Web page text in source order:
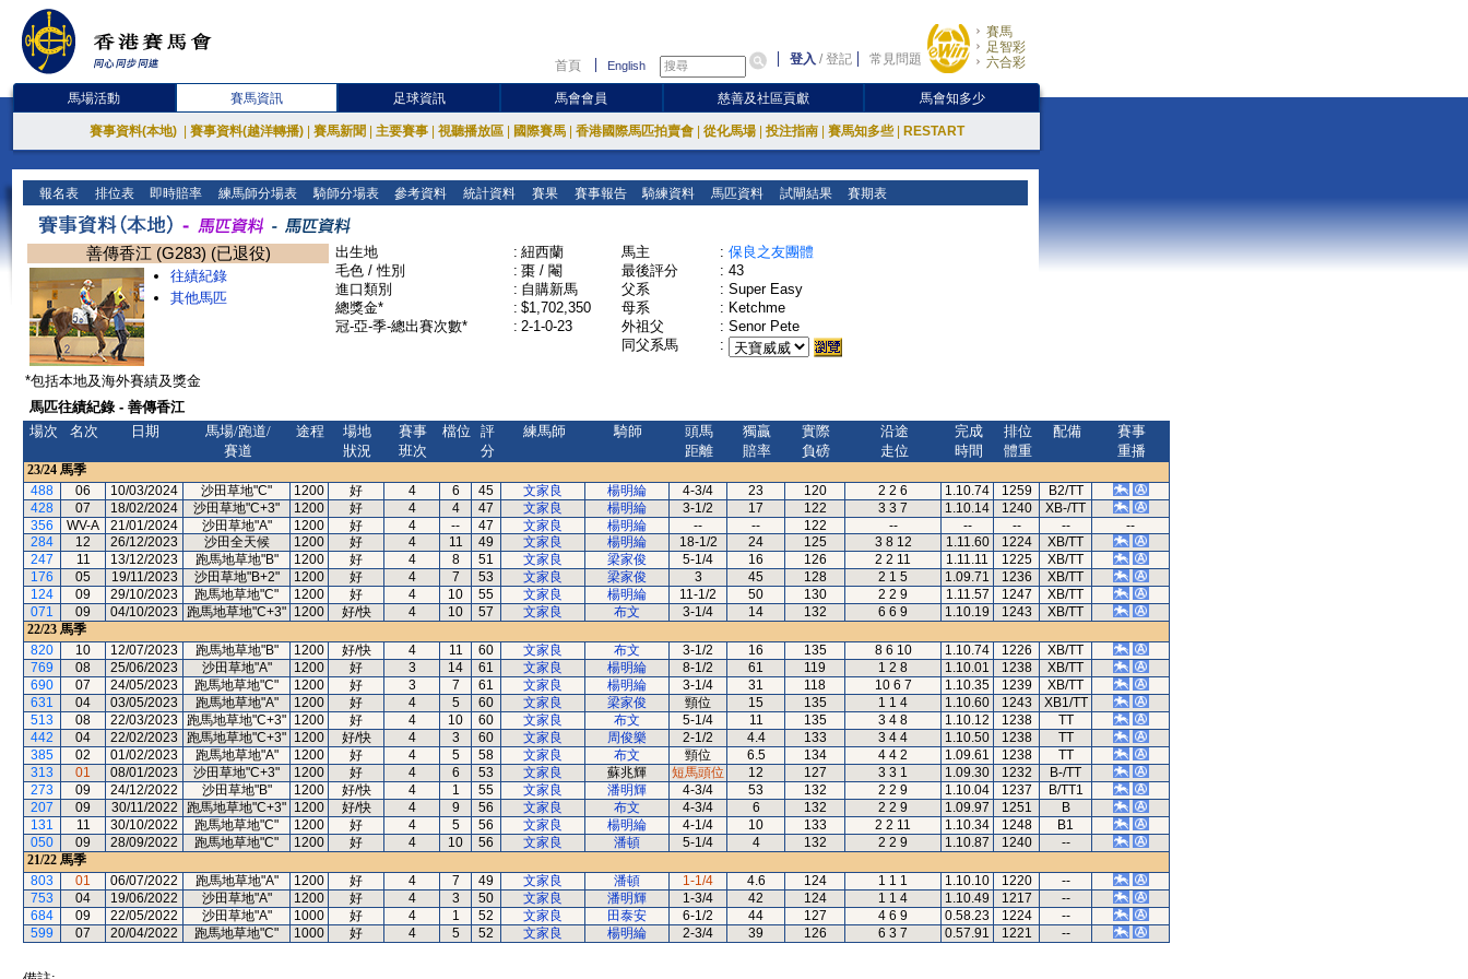
首頁 English 登入 /登記 常見問題
賽馬
足智彩
六合彩
馬場活動 賽馬資訊 足球資訊 馬會會員 慈善及社區貢獻 馬會知多少
賽事資料(本地) 賽事資料(越洋轉播) 賽馬新聞 主要賽事 視聽播放區 國際賽馬 香港國際馬匹拍賣會 從化馬場 投注指南 賽馬知多些 RESTART
報名表 排位表 即時賠率 練馬師分場表 騎師分場表 參考資料 統計資料 賽果 賽事報告 騎練資料 馬匹資料 試閘結果 賽期表
善傳香江 (G283) (已退役)
往績紀錄
其他馬匹
出生地 : 紐西蘭
毛色 / 性別
: 棗 / 閹
進口類別
: 自購新馬
總獎金*
: $1,702,350
冠-亞-季-總出賽次數*
: 2-1-0-23
馬主 : 保良之友團體
最後評分
: 43
父系
: Super Easy
母系
: Ketchme
外祖父
: Senor Pete
同父系馬
:
*包括本地及海外賽績及獎金
馬匹往績紀錄 - 善傳香江
場次
名次 日期
馬場/跑道/
賽道
途程
場地
狀況
賽事
班次
檔位
評
分
練馬師 騎師
頭馬
距離
獨贏
賠率
實際
負磅
沿途
走位
完成
時間
排位
體重
配備
賽事
重播
23/24 馬季
488
06 10/03/2024 沙田草地"C" 1200 好 4 6 45 文家良 楊明綸 4-3/4 23 120 2 2 6 1.10.74 1259
B2/TT
428
07 18/02/2024 沙田草地"C+3" 1200 好 4 4 47 文家良 楊明綸 3-1/2 17 122 3 3 7 1.10.14 1240
XB-/TT
356
WV-A 21/01/2024 沙田草地"A" 1200 好 4 -- 47 文家良 楊明綸 -- -- 122 -- -- -- --
--
284
12 26/12/2023 沙田全天候 1200 好 4 11 49 文家良 楊明綸 18-1/2 24 125 3 8 12 1.11.60 1224
XB/TT
247
11 13/12/2023 跑馬地草地"B" 1200 好 4 8 51 文家良 梁家俊 5-1/4 16 126 2 2 11 1.11.11 1225
XB/TT
176
05 19/11/2023 沙田草地"B+2" 1200 好 4 7 53 文家良 梁家俊 3 45 128 2 1 5 1.09.71 1236
XB/TT
124
09 29/10/2023 跑馬地草地"C" 1200 好 4 10 55 文家良 楊明綸 11-1/2 50 130 2 2 9 1.11.57 1247
XB/TT
071
09 04/10/2023 跑馬地草地"C+3" 1200 好/快 4 10 57 文家良 布文 3-1/4 14 132 6 6 9 1.10.19 1243
XB/TT
22/23 馬季
820
10 12/07/2023 跑馬地草地"B" 1200 好/快 4 11 60 文家良 布文 3-1/2 16 135 8 6 10 1.10.74 1226
XB/TT
769
08 25/06/2023 沙田草地"A" 1200 好 3 14 61 文家良 楊明綸 8-1/2 61 119 1 2 8 1.10.01 1238
XB/TT
690
07 24/05/2023 跑馬地草地"C" 1200 好 3 7 61 文家良 楊明綸 3-1/4 31 118 10 6 7 1.10.35 1239
XB/TT
631
04 03/05/2023 跑馬地草地"A" 1200 好 4 5 60 文家良 梁家俊 頸位 15 135 1 1 4 1.10.60 1243
XB1/TT
513
08 22/03/2023 跑馬地草地"C+3" 1200 好 4 10 60 文家良 布文 5-1/4 11 135 3 4 8 1.10.12 1238
TT
442
04 22/02/2023 跑馬地草地"C+3" 1200 好/快 4 3 60 文家良 周俊樂 2-1/2 4.4 133 3 4 4 1.10.50 1238
TT
385
02 01/02/2023 跑馬地草地"A" 1200 好 4 5 58 文家良 布文 頸位 6.5 134 4 4 2 1.09.61 1238
TT
313
01 08/01/2023 沙田草地"C+3" 1200 好 4 6 53 文家良 蘇兆輝 短馬頭位 12 127 3 3 1 1.09.30 1232
B-/TT
273
09 24/12/2022 沙田草地"B" 1200 好/快 4 1 55 文家良 潘明輝 4-3/4 53 132 2 2 9 1.10.04 1237
B/TT1
207
09 30/11/2022 跑馬地草地"C+3" 1200 好/快 4 9 56 文家良 布文 4-3/4 6 132 2 2 9 1.09.97 1251
B
131
11 30/10/2022 跑馬地草地"C" 1200 好 4 5 56 文家良 楊明綸 4-1/4 10 133 2 2 11 1.10.34 1248
B1
050
09 28/09/2022 跑馬地草地"C" 1200 好 4 10 56 文家良 潘頓 5-1/4 4 132 2 2 9 1.10.87 1240
--
21/22 馬季
803
01 06/07/2022 跑馬地草地"A" 1200 好 4 7 49 文家良 潘頓 1-1/4 4.6 124 1 1 1 1.10.10 1220
--
753
04 19/06/2022 沙田草地"A" 1200 好 4 3 50 文家良 潘明輝 1-3/4 42 124 1 1 4 1.10.49 1217
--
684
09 22/05/2022 沙田草地"A" 1000 好 4 1 52 文家良 田泰安 6-1/2 44 127 4 6 9 0.58.23 1224
--
599
07 20/04/2022 跑馬地草地"C" 1000 好 4 5 52 文家良 楊明綸 2-3/4 39 126 6 3 7 0.57.91 1221 --